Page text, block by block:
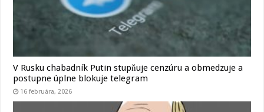
V Rusku chabadník Putin stupňuje cenzúru a obmedzuje a
postupne úplne blokuje telegram
16 februára, 2026